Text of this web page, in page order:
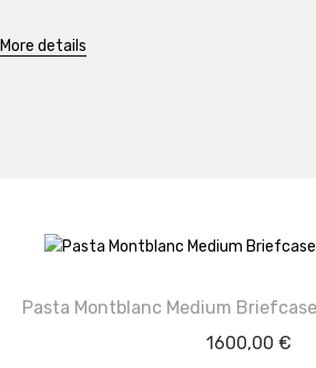
More details
Pasta Montblanc Medium
1600,00 €